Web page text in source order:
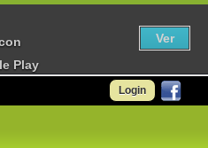
Login
Play
Ver